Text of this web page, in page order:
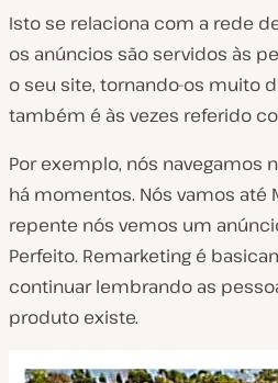
Isto se relaciona com a rede
os anúncios são servidos às
o seu site, tornando-os muito
também é às vezes referido
Por exemplo, nós navegamos
há momentos. Nós vamos até
repente nós vemos um
Perfeito. Remarketing é
continuar lembrando as
produto existe.